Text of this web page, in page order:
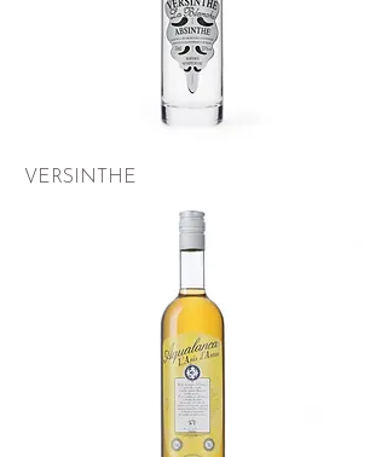
VERSINTHE